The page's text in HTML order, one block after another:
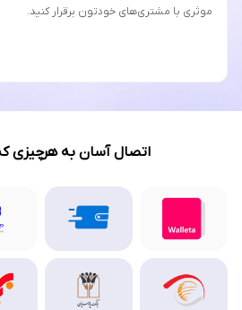
موثری با مشتری‌های خودتون برقرار کنید.
اتصال آسان به هرچیزی که